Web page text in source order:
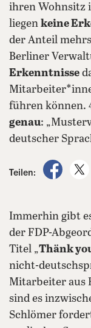
ihren Wohnsitz
liegen keine
der Anteil
Berliner
Erkenntnisse
führen können.
genau:
deutscher
Teilen:
auf
Immerhin gibt
der FDP-
Titel „Thänk
nicht-
Mitarbeiter aus
sind es
Schlömer